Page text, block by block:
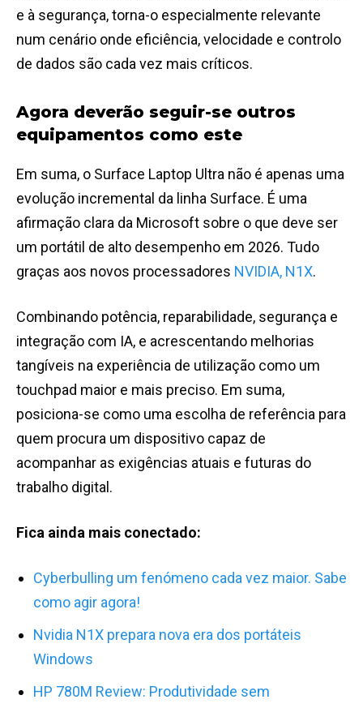
e à segurança, torna-o especialmente relevante
num cenário onde eficiência, velocidade e controlo
de dados são cada vez mais críticos.
Agora deverão seguir-se outros
equipamentos como este
Em suma, o Surface Laptop Ultra não é apenas uma
evolução incremental da linha Surface. É uma
afirmação clara da Microsoft sobre o que deve ser
um portátil de alto desempenho em 2026. Tudo
graças aos novos processadores NVIDIA, N1X.
Combinando potência, reparabilidade, segurança e
integração com IA, e acrescentando melhorias
tangíveis na experiência de utilização como um
touchpad maior e mais preciso. Em suma,
posiciona-se como uma escolha de referência para
quem procura um dispositivo capaz de
acompanhar as exigências atuais e futuras do
trabalho digital.
Fica ainda mais conectado:
Cyberbulling um fenómeno cada vez maior. Sabe
como agir agora!
Nvidia N1X prepara nova era dos portáteis
Windows
HP 780M Review: Produtividade sem